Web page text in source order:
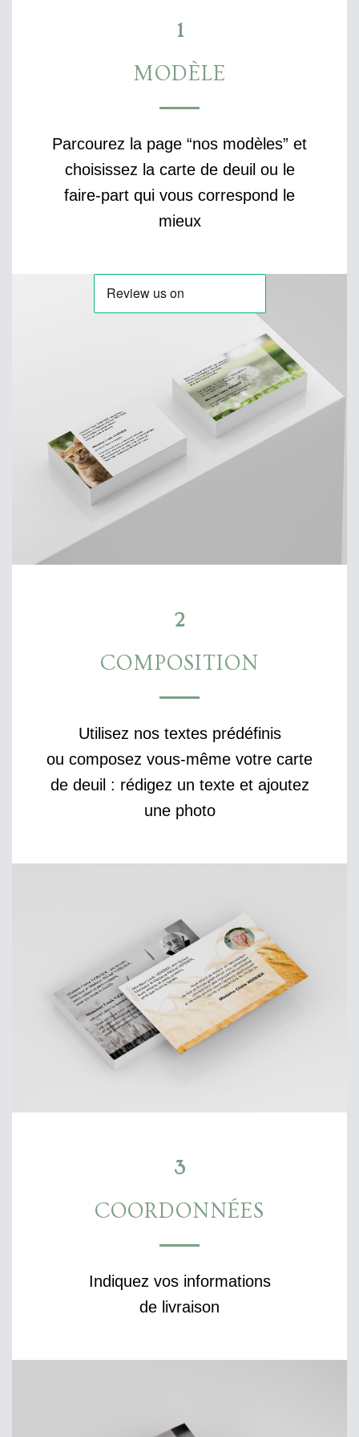
1
MODÈLE
Parcourez la page “nos modèles” et
choisissez la carte de deuil ou le
faire-part qui vous correspond le
mieux
2
COMPOSITION
Utilisez nos textes prédéfinis
ou composez vous-même votre carte
de deuil : rédigez un texte et ajoutez
une photo
3
COORDONNÉES
Indiquez vos informations
de livraison